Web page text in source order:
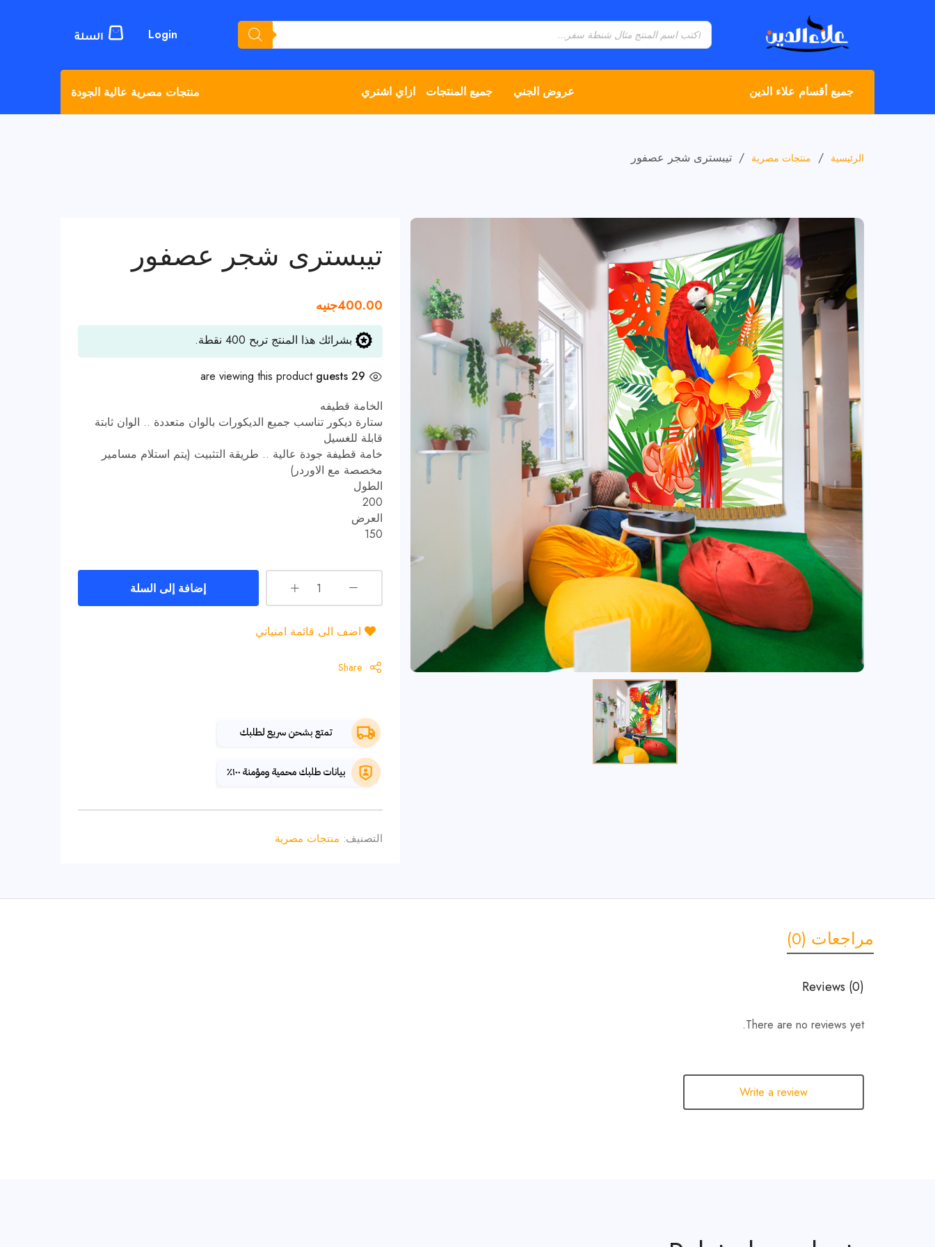
Login
جميع أقسام علاء الدين عروض الجني جميع المنتجات ازاي اشتري منتجات مصرية عالية الجودة
الرئيسية / منتجات مصرية / تيبسترى شجر عصفور
تيبسترى شجر عصفور
400.00جنيه
بشرائك هذا المنتج تربح 400 نقطة.
29 guests
are viewing this product
الخامة قطيفه
ستارة ديكور تناسب جميع الديكورات بالوان متعددة .. الوان ثابتة
قابلة للغسيل
خامة قطيفة جودة عالية .. طريقة التثبيت (يتم استلام مسامير
مخصصة مع الاوردر)
الطول
200
العرض
150
إضافة إلى السلة
اضف الى قائمة امنياتي
Share
التصنيف: منتجات مصرية
مراجعات (0)
Reviews (0)
There are no reviews yet.
Write a review